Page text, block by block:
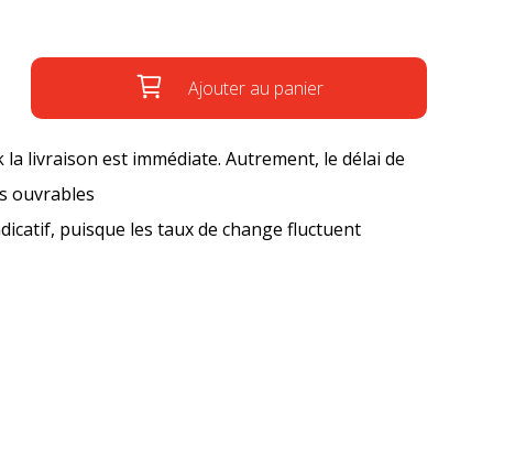
Ajouter au panier
livraison est immédiate. Autrement, le délai de
ouvrables
puisque les taux de change fluctuent